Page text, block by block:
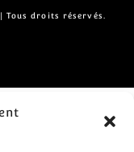
droits réservés.